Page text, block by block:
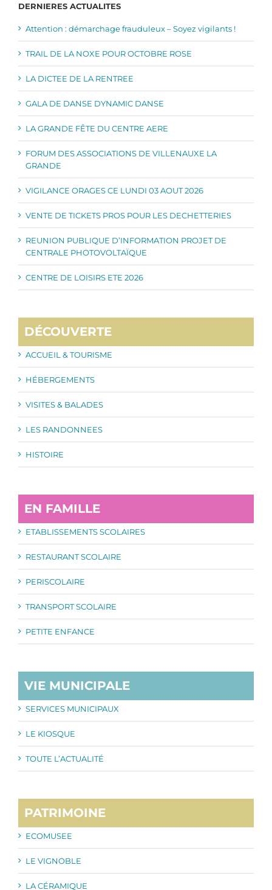
DERNIERES ACTUALITES
Attention : démarchage frauduleux – Soyez vigilants !
TRAIL DE LA NOXE POUR OCTOBRE ROSE
LA DICTEE DE LA RENTREE
GALA DE DANSE DYNAMIC DANSE
LA GRANDE FÊTE DU CENTRE AERE
FORUM DES ASSOCIATIONS DE VILLENAUXE LA
GRANDE
VIGILANCE ORAGES CE LUNDI 03 AOUT 2026
VENTE DE TICKETS PROS POUR LES DECHETTERIES
REUNION PUBLIQUE D’INFORMATION PROJET DE
CENTRALE PHOTOVOLTAÏQUE
CENTRE DE LOISIRS ETE 2026
DÉCOUVERTE
ACCUEIL & TOURISME
HÉBERGEMENTS
VISITES & BALADES
LES RANDONNEES
HISTOIRE
EN FAMILLE
ETABLISSEMENTS SCOLAIRES
RESTAURANT SCOLAIRE
PERISCOLAIRE
TRANSPORT SCOLAIRE
PETITE ENFANCE
VIE MUNICIPALE
SERVICES MUNICIPAUX
LE KIOSQUE
TOUTE L’ACTUALITÉ
PATRIMOINE
ECOMUSEE
LE VIGNOBLE
LA CÉRAMIQUE